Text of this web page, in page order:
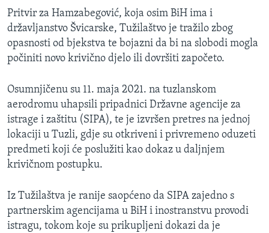
Pritvir za Hamzabegović, koja osim BiH ima i
državljanstvo Švicarske, Tužilaštvo je tražilo zbog
opasnosti od bjekstva te bojazni da bi na slobodi mogla
počiniti novo krivično djelo ili dovršiti započeto.
Osumnjičenu su 11. maja 2021. na tuzlanskom
aerodromu uhapsili pripadnici Državne agencije za
istrage i zaštitu (SIPA), te je izvršen pretres na jednoj
lokaciji u Tuzli, gdje su otkriveni i privremeno oduzeti
predmeti koji će poslužiti kao dokaz u daljnjem
krivičnom postupku.
Iz Tužilaštva je ranije saopćeno da SIPA zajedno s
partnerskim agencijama u BiH i inostranstvu provodi
istragu, tokom koje su prikupljeni dokazi da je